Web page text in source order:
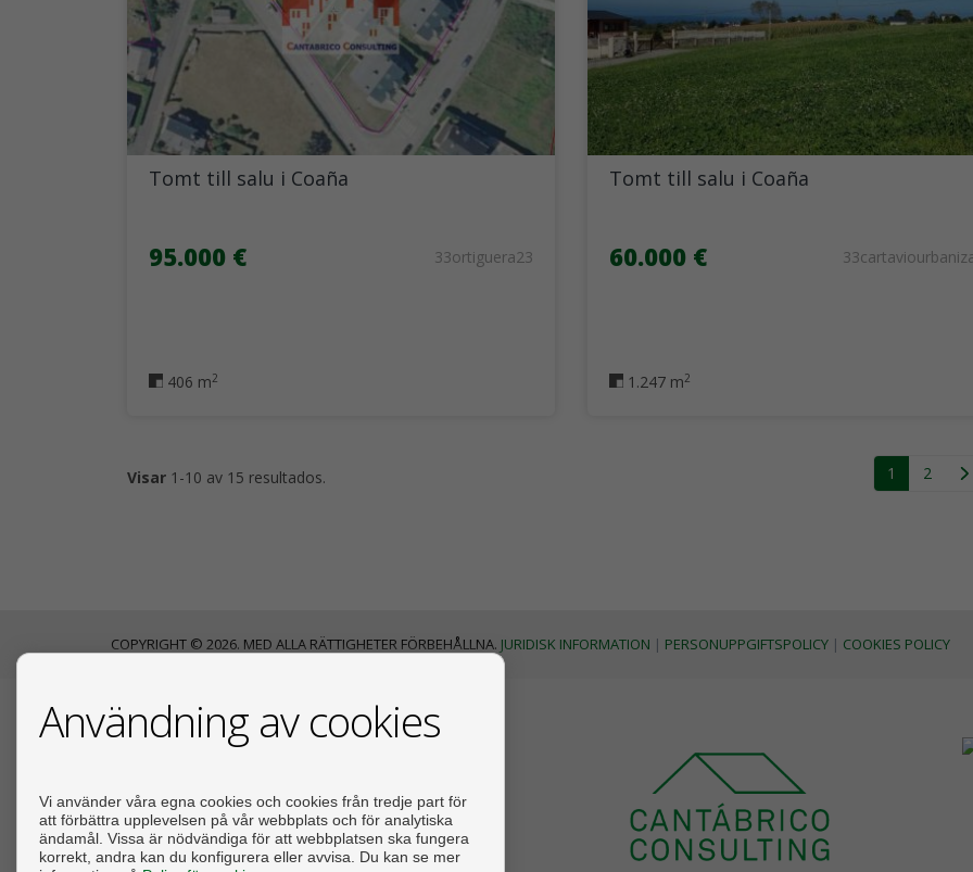
Tomt till salu i Coaña
95.000 € 33ortiguera23
406 m2
Tomt till salu i Coaña
60.000 €
1.247 m2
Visar 1-10 av 15 resultados. 1 2
COPYRIGHT © 2026. MED ALLA RÄTTIGHETER FÖRBEHÅLLNA. JURIDISK INFORMATION | PERSONUPPGIFTSPOLICY | COOKIES POLICY
KONTAKTA
33710 Navia (Asturias)
+34 609032033
info@cantabricoconsulting.com
Användning av cookies
Vi använder våra egna cookies och cookies från tredje part för
att förbättra upplevelsen på vår webbplats och för analytiska
ändamål. Vissa är nödvändiga för att webbplatsen ska fungera
korrekt, andra kan du konfigurera eller avvisa. Du kan se mer